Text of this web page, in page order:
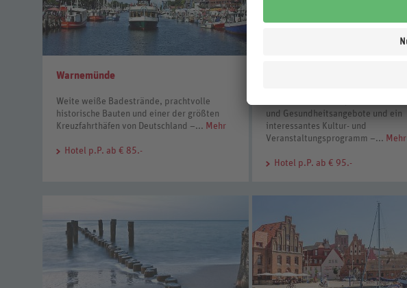
Warnemünde
Weite weiße Badestrände, prachtvolle
historische Bauten und einer der größten
Kreuzfahrthäfen von Deutschland –... Mehr
Hotel p.P. ab € 85.-
und Gesundheitsangebote und ein
interessantes Kultur- und
Veranstaltungsprogramm –... Mehr
Hotel p.P. ab € 95.-